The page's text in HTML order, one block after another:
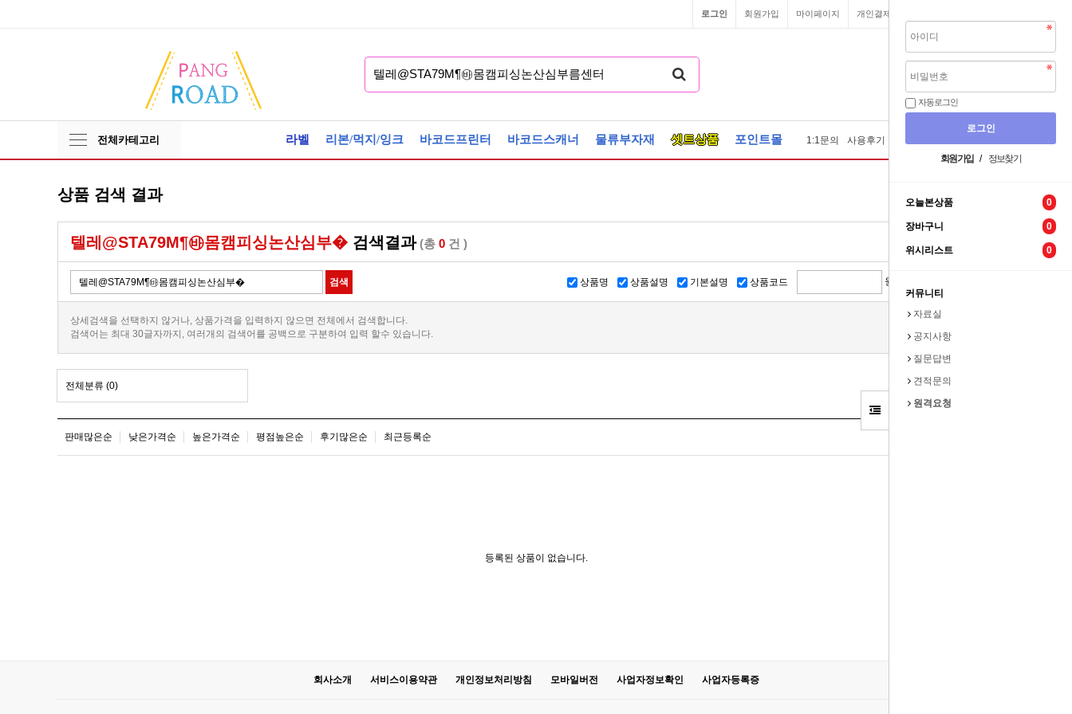
개인결제
마이페이지
회원가입
로그인
전체카테고리 라벨 리본/먹지/잉크 바코드프린터 바코드스캐너 물류부자재 셋트상품 포인트몰 1:1문의 사용후기 질문답변
자동로그인
회원가입 / 정보찾기
오늘본상품 0
장바구니 0
위시리스트 0
커뮤니티
자료실
공지사항
질문답변
견적문의
원격요청
상품 검색 결과
텔레@STA79M¶㉳몸캠피싱논산심부� 검색결과(총 0 건 )
상품명 상품설명 기본설명 상품코드 원 ~
상세검색을 선택하지 않거나, 상품가격을 입력하지 않으면 전체에서 검색합니다.
검색어는 최대 30글자까지, 여러개의 검색어를 공백으로 구분하여 입력 할수 있습니다.
전체분류 (0)
판매많은순 낮은가격순 높은가격순 평점높은순 후기많은순 최근등록순
등록된 상품이 없습니다.
회사소개 서비스이용약관 개인정보처리방침 모바일버전 사업자정보확인 사업자등록증